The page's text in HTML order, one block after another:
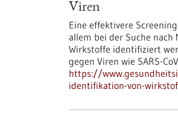
Viren
Eine effektivere
allem bei der Suche
Wirkstoffe identifiziert
gegen Viren wie SARS-
https://
identifikation-von-